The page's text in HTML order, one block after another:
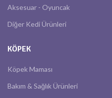
Aksesuar - Oyuncak
Diğer Kedi Ürünleri
KÖPEK
Köpek Maması
Bakım & Sağlık Ürünleri